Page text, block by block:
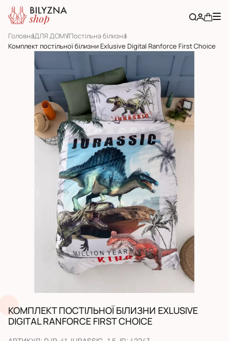
ГоловнаДЛЯ ДОМУПостільна білизна
Комплект постільної білизни Exlusive Digital Ranforce First Choice
КОМПЛЕКТ ПОСТІЛЬНОЇ БІЛИЗНИ EXLUSIVE
DIGITAL RANFORCE FIRST CHOICE